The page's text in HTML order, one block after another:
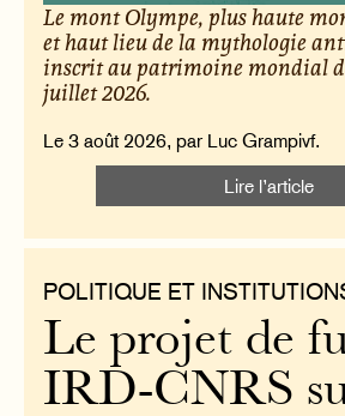
Le mont Olympe, plus haute
et haut lieu de la mythologie
inscrit au patrimoine mondial
juillet 2026.
Le 3 août 2026, par Luc Grampivf.
Lire l’article
POLITIQUE ET
Le projet de
IRD-CNRS